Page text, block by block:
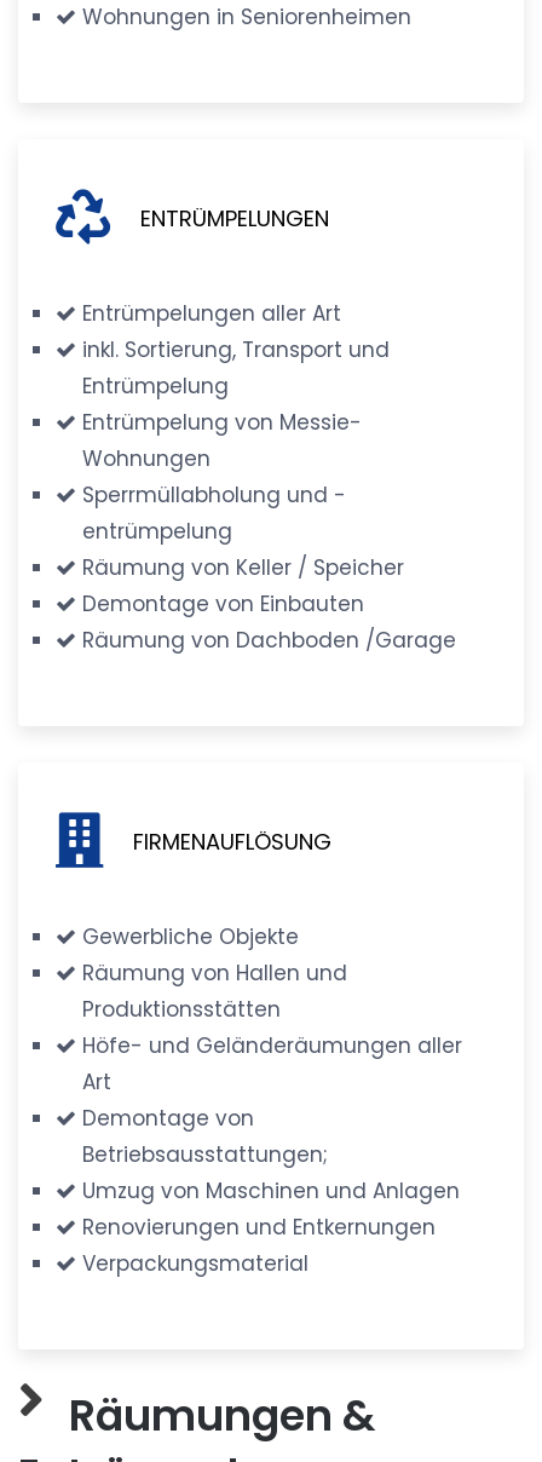
Wohnungen in Seniorenheimen
ENTRÜMPELUNGEN
Entrümpelungen aller Art
inkl. Sortierung, Transport und
Entrümpelung
Entrümpelung von Messie-
Wohnungen
Sperrmüllabholung und -
entrümpelung
Räumung von Keller / Speicher
Demontage von Einbauten
Räumung von Dachboden /Garage
FIRMENAUFLÖSUNG
Gewerbliche Objekte
Räumung von Hallen und
Produktionsstätten
Höfe- und Geländeräumungen aller
Art
Demontage von
Betriebsausstattungen;
Umzug von Maschinen und Anlagen
Renovierungen und Entkernungen
Verpackungsmaterial
Räumungen &